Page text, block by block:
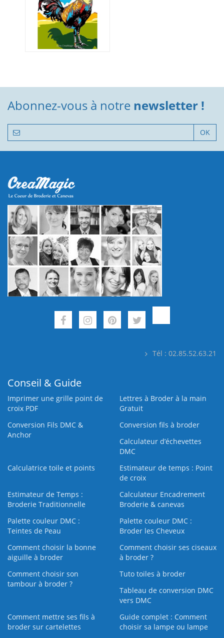
Abonnez-vous à notre newsletter !
OK
Tél : 02.85.52.63.21
Conseil & Guide
Imprimer une grille point de
croix PDF
Lettres à Broder à la main
Gratuit
Conversion Fils DMC &
Anchor
Conversion fils à broder
Calculateur d’échevettes
DMC
Calculatrice toile et points
Estimateur de temps : Point
de croix
Estimateur de Temps :
Broderie Traditionnelle
Calculateur Encadrement
Broderie & canevas
Palette couleur DMC :
Teintes de Peau
Palette couleur DMC :
Broder les Cheveux
Comment choisir la bonne
aiguille à broder
Comment choisir ses ciseaux
à broder ?
Comment choisir son
tambour à broder ?
Tuto toiles à broder
Tableau de conversion DMC
vers DMC
Comment mettre ses fils à
broder sur cartelettes
Guide complet : Comment
choisir sa lampe ou lampe